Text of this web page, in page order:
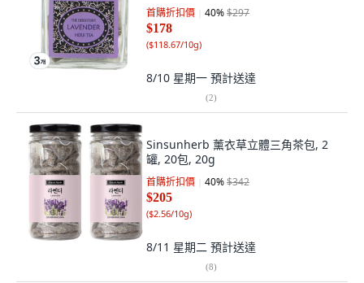
首購折扣價 40%$297
$178
($118.67/10g)
8/10 星期一 預計送達
(2)
Sinsunherb 薰衣草立體三角茶包, 2
罐, 20包, 20g
首購折扣價 40%$342
$205
($2.56/10g)
8/11 星期二 預計送達
(8)